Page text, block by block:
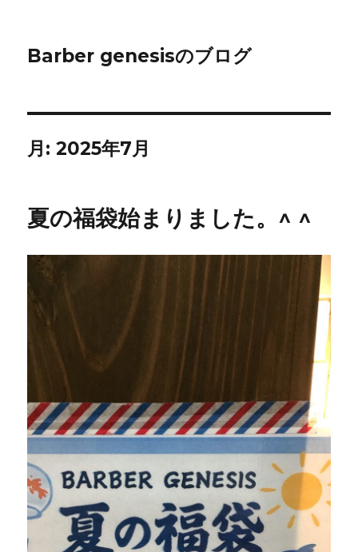
Barber genesisのブログ
月:2025年7月
夏の福袋始まりました。^ ^